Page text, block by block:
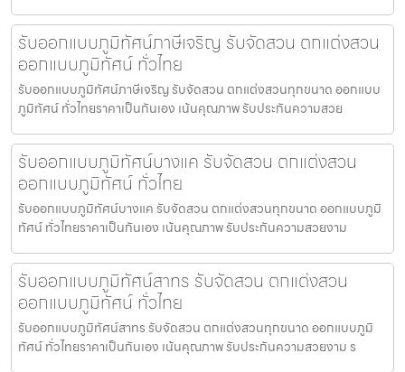
รับออกแบบภูมิทัศน์ภาษีเจริญ รับจัดสวน ตกแต่งสวน
ออกแบบภูมิทัศน์ ทั่วไทย
รับออกแบบภูมิทัศน์ภาษีเจริญ รับจัดสวน ตกแต่งสวนทุกขนาด ออกแบบ
ภูมิทัศน์ ทั่วไทยราคาเป็นกันเอง เน้นคุณภาพ รับประกันความสวย
รับออกแบบภูมิทัศน์บางแค รับจัดสวน ตกแต่งสวน
ออกแบบภูมิทัศน์ ทั่วไทย
รับออกแบบภูมิทัศน์บางแค รับจัดสวน ตกแต่งสวนทุกขนาด ออกแบบภูมิ
ทัศน์ ทั่วไทยราคาเป็นกันเอง เน้นคุณภาพ รับประกันความสวยงาม
รับออกแบบภูมิทัศน์สาทร รับจัดสวน ตกแต่งสวน
ออกแบบภูมิทัศน์ ทั่วไทย
รับออกแบบภูมิทัศน์สาทร รับจัดสวน ตกแต่งสวนทุกขนาด ออกแบบภูมิ
ทัศน์ ทั่วไทยราคาเป็นกันเอง เน้นคุณภาพ รับประกันความสวยงาม ร